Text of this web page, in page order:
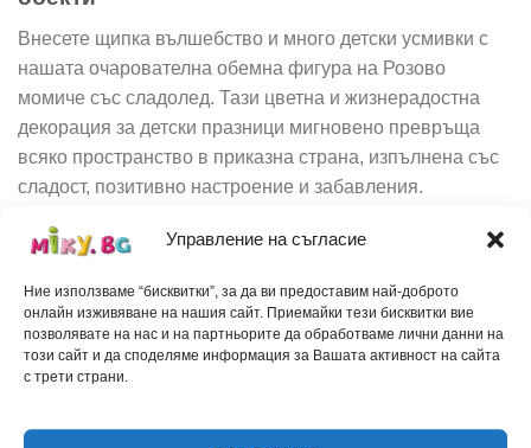
Управление на съгласие
Ние използваме “бисквитки”, за да ви предоставим най-доброто
онлайн изживяване на нашия сайт. Приемайки тези бисквитки вие
позволявате на нас и на партньорите да обработваме лични данни на
този сайт и да споделяме информация за Вашата активност на сайта
с трети страни.
Внесете щипка вълшебство и много детски усмивки с
нашата очарователна обемна фигура на Розово
момиче със сладолед. Тази цветна и жизнерадостна
декорация за детски празници мигновено превръща
всяко пространство в приказна страна, изпълнена със
сладост, позитивно настроение и забавления.
Идеи за декорация и приложение:
За детски градини и училища:Създава
приветлива и вълнуваща атмосфера в залите за
тържества, коридорите или игровите зони.
Чудесен начин за привличане на вниманието на